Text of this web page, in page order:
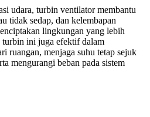
udara, turbin ventilator membantu
tidak sedap, dan kelembapan
lingkungan yang lebih
turbin ini juga efektif dalam
ruangan, menjaga suhu tetap sejuk
mengurangi beban pada sistem